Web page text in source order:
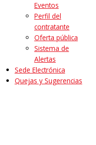
Eventos
Perfil del
contratante
Oferta pública
Sistema de
Alertas
Sede Electrónica
Quejas y Sugerencias